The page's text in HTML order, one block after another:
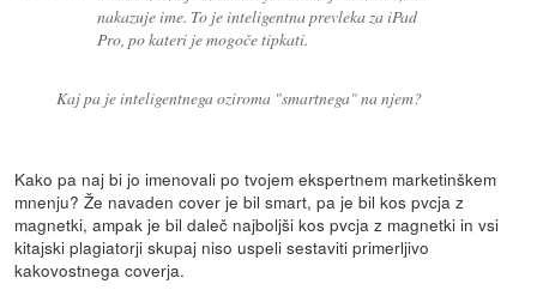
nakazuje ime. To je inteligentna prevleka za iPad
Pro, po kateri je mogoče tipkati.
Kaj pa je inteligentnega oziroma "smartnega" na njem?
Kako pa naj bi jo imenovali po tvojem ekspertnem marketinškem
mnenju? Že navaden cover je bil smart, pa je bil kos pvcja z
magnetki, ampak je bil daleč najboljši kos pvcja z magnetki in vsi
kitajski plagiatorji skupaj niso uspeli sestaviti primerljivo
kakovostnega coverja.